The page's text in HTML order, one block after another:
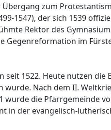
zum
1547), der sich 1539
Rektor des
im
1522. Heute nutzen
Nach dem II.
wurde die Pfarrgemeinde
in der evangelisch-